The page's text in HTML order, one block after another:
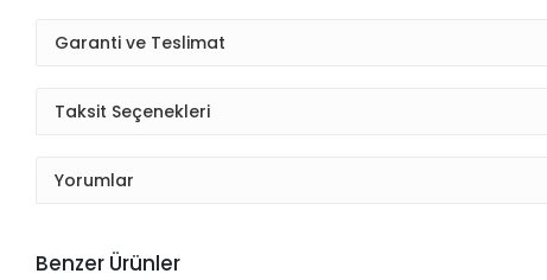
Garanti ve Teslimat
Taksit Seçenekleri
Yorumlar
Benzer Ürünler